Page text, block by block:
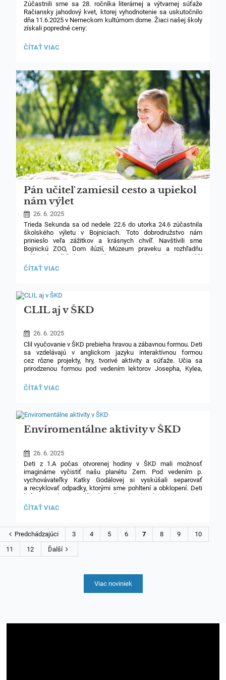
Zúčastnili sme sa 28. ročníka literárnej a výtvarnej súťaže
Račiansky jahodový kvet, ktorej vyhodnotenie sa uskutočnilo
dňa 11.6.2025 v Nemeckom kultúrnom dome. Žiaci našej školy
získali popredné ceny:
Poézia
1. miesto: Viktória Vršanská, 7.A
2. miesto: Daniela Bubnášová, 3.B
RAČIANSKY
ČÍTAŤ VIAC
Pán učiteľ zamiesil cesto a upiekol
nám výlet
26. 6. 2025
Trieda Sekunda sa od nedele 22.6 do utorka 24.6 zúčastnila
školského výletu v Bojniciach. Toto dobrodružstvo nám
prinieslo veľa zážitkov a krásnych chvíľ. Navštívili sme
Bojnickú ZOO, Dom ilúzií, Múzeum praveku a rozhľadňu
s úžasným výhľadom na celú Hornonitriansku kotlinu. Najväčší
zážitok bol výpadok elektriny počas búrky, keď sme si museli
svietiť baterkami. Sedenie s učiteľmi na chodbe a chemicko-
na laser game a bowling. Na výlet budeme spomínať až
do Oktávy.
PÁN
A
UPIEKOL
NÁM
ČÍTAŤ VIAC
CLIL aj v ŠKD
26. 6. 2025
Clil vyučovanie v ŠKD prebieha hravou a zábavnou formou. Deti
sa vzdelávajú v anglickom jazyku interaktívnou formou
cez rôzne projekty, hry, tvorivé aktivity a súťaže. Učia sa
prirodzenou formou pod vedením lektorov Josepha, Kylea,
CLIL
ŠKD:
ČÍTAŤ VIAC
Enviromentálne aktivity v ŠKD
26. 6. 2025
Deti z 1.A počas otvorenej hodiny v ŠKD mali možnosť
imaginárne vyčistiť našu planétu Zem. Pod vedením p.
vychovávateľky Katky Godálovej si vyskúšali separovať
a recyklovať odpadky, ktorými sme pohltení a obklopení. Deti
boli z tejto aktivity nadšené a veľmi ich to bavilo.
ENVIROMENTÁLNE
ŠKD:
ČÍTAŤ VIAC
Predchádzajúci 3 4 5 6 7 8 9
10
11
12 Ďalší
Viac noviniek